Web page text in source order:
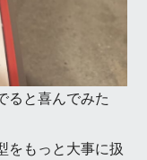
ると喜んでみた
をもっと大事に扱